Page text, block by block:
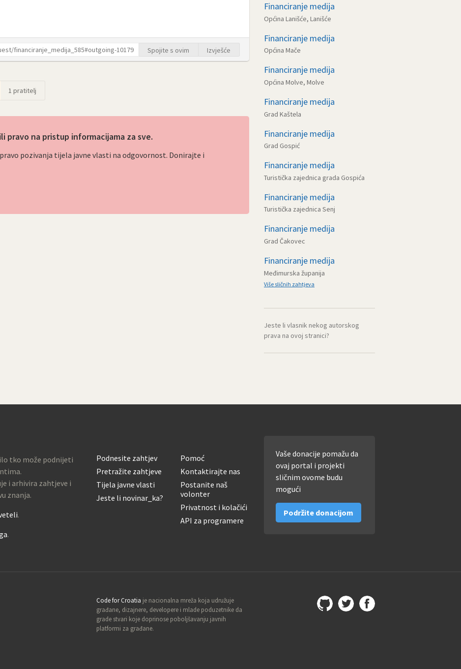
Spojite s ovim Izvješće
1 pratitelj
pravo na pristup informacijama za sve.
pozivanja tijela javne vlasti na odgovornost. Donirajte i
Financiranje medija
Općina Lanišće, Lanišće
Financiranje medija
Općina Mače
Financiranje medija
Općina Molve, Molve
Financiranje medija
Grad Kaštela
Financiranje medija
Grad Gospić
Financiranje medija
Turistička zajednica grada Gospića
Financiranje medija
Turistička zajednica Senj
Financiranje medija
Grad Čakovec
Financiranje medija
Međimurska županija
Više sličnih zahtjeva
Jeste li vlasnik nekog autorskog
prava na ovoj stranici?
tko može podnijeti
i arhivira zahtjeve i
znanja.
.
.
Podnesite zahtjev
Pretražite zahtjeve
Tijela javne vlasti
Jeste li novinar_ka?
Pomoć
Kontaktirajte nas
Postanite naš
volonter
Privatnost i kolačići
API za programere
Vaše donacije pomažu da
ovaj portal i projekti
sličnim ovome budu
mogući
Podržite donacijom
Code for Croatia je nacionalna mreža koja udružuje
građane, dizajnere, developere i mlade poduzetnike da
grade stvari koje doprinose poboljšavanju javnih
platformi za građane.